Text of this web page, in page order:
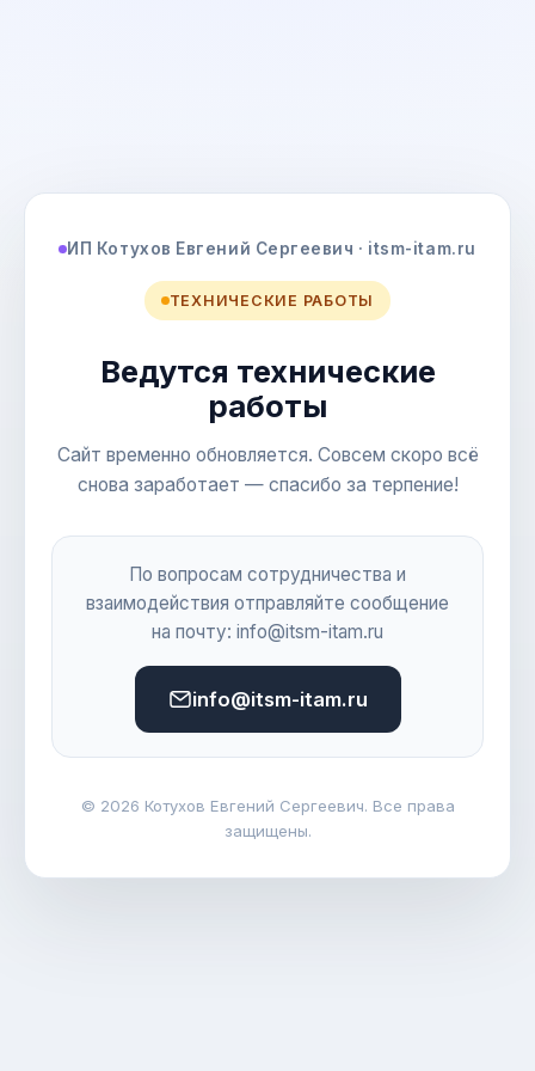
ИП Котухов Евгений Сергеевич · itsm-itam.ru
ТЕХНИЧЕСКИЕ РАБОТЫ
Ведутся технические
работы
Сайт временно обновляется. Совсем скоро всё
снова заработает — спасибо за терпение!
По вопросам сотрудничества и
взаимодействия отправляйте сообщение
на почту: info@itsm-itam.ru
info@itsm-itam.ru
© 2026 Котухов Евгений Сергеевич. Все права
защищены.